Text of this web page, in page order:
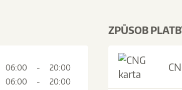
06:00 -
20:00
06:00 -
20:00
ZPŮSOB